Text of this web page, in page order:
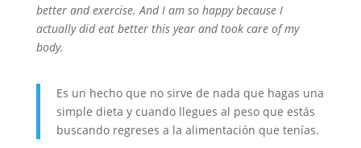
better and exercise. And I am so happy because I
actually did eat better this year and took care of my
body.
Es un hecho que no sirve de nada que hagas una
simple dieta y cuando llegues al peso que estás
buscando regreses a la alimentación que tenías.